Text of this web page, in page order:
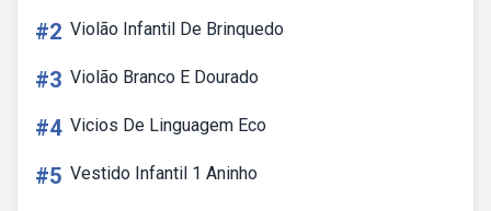
#2 Violão Infantil De Brinquedo
#3 Violão Branco E Dourado
#4 Vicios De Linguagem Eco
#5 Vestido Infantil 1 Aninho